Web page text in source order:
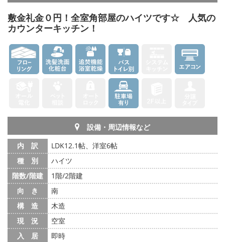
敷金礼金０円！全室角部屋のハイツです☆ 人気の
カウンターキッチン！
設備・周辺情報など
内 訳
LDK12.1帖、洋室6帖
種 別
ハイツ
階数/階建
1階/2階建
向 き
南
構 造
木造
現 況
空室
入 居
即時